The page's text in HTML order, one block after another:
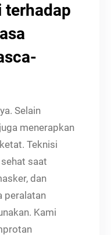
terhadap
Selain
menerapkan
Teknisi
saat
dan
peralatan
Kami